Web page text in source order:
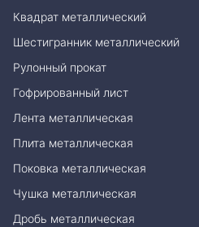
Квадрат металлический
Шестигранник металлический
Рулонный прокат
Гофрированный лист
Лента металлическая
Плита металлическая
Поковка металлическая
Чушка металлическая
Дробь металлическая